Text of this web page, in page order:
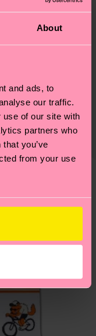
About
and ads, to
our traffic.
use of our site with
partners who
you’ve
from your use
Poliamida,
sellos y
ético, pisar
y un
todo y
nuestra página
desde la
Ten en
y que el
el servicio